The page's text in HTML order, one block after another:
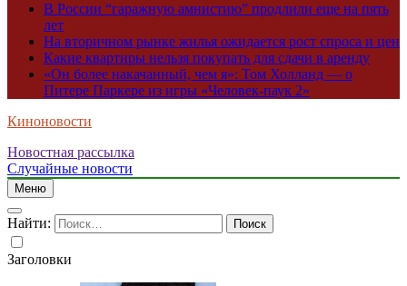
В России “гаражную амнистию” продлили еще на пять
лет
На вторичном рынке жилья ожидается рост спроса и цен
Какие квартиры нельзя покупать для сдачи в аренду
«Он более накачанный, чем я»: Том Холланд — о
Питере Паркере из игры «Человек-паук 2»
Киноновости
Новостная рассылка
Случайные новости
Меню
Найти:
Заголовки